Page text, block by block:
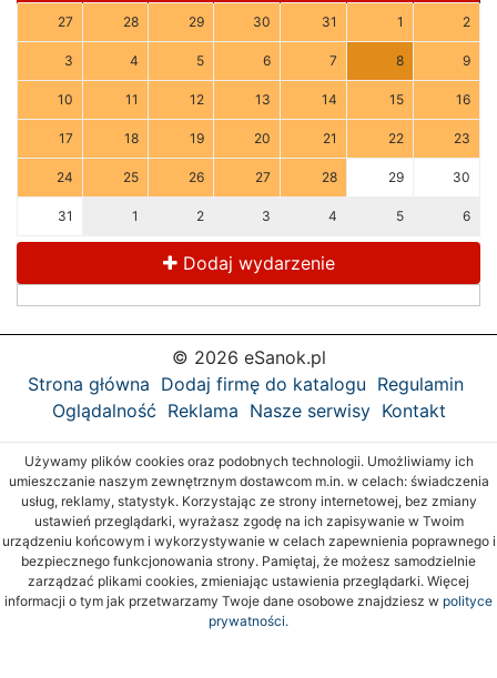
27 28 29 30 31 1 2
3 4 5 6 7 8 9
10 11 12 13 14 15 16
17 18 19 20 21 22 23
24 25 26 27 28 29 30
31 1 2 3 4 5 6
Dodaj wydarzenie
© 2026 eSanok.pl
Strona główna Dodaj firmę do katalogu Regulamin
Oglądalność Reklama Nasze serwisy Kontakt
Używamy plików cookies oraz podobnych technologii. Umożliwiamy ich
umieszczanie naszym zewnętrznym dostawcom m.in. w celach: świadczenia
usług, reklamy, statystyk. Korzystając ze strony internetowej, bez zmiany
ustawień przeglądarki, wyrażasz zgodę na ich zapisywanie w Twoim
urządzeniu końcowym i wykorzystywanie w celach zapewnienia poprawnego i
bezpiecznego funkcjonowania strony. Pamiętaj, że możesz samodzielnie
zarządzać plikami cookies, zmieniając ustawienia przeglądarki. Więcej
informacji o tym jak przetwarzamy Twoje dane osobowe znajdziesz w polityce
prywatności.